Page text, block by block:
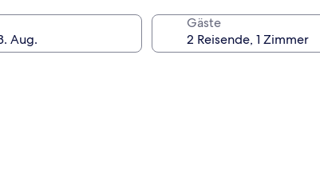
Gäste